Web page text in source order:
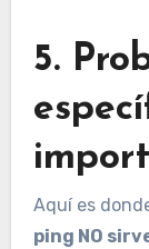
5.
Aquí es
ping NO